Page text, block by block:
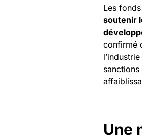
Les
soutenir
confirmé
Une